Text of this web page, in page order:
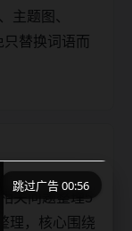
主题图、
替换词语而
关问题整理5
理，核心围绕
跳过广告 00:56